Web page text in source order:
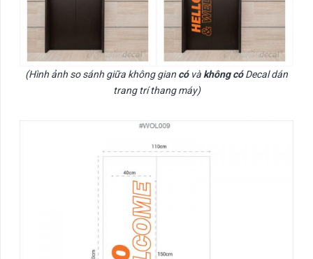
(Hình ảnh so sánh giữa không gian cóvà không cóDecal dán
trang trí thang máy)